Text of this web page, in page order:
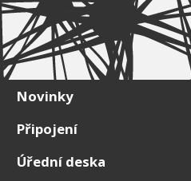
Skip to content
Novinky
Připojení
Úřední deska